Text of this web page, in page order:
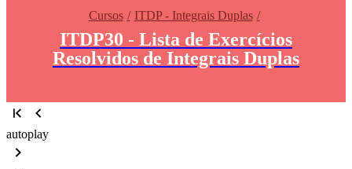
Cursos ITDP - Integrais Duplas
ITDP30 - Lista de Exercícios
Resolvidos de Integrais Duplas
autoplay